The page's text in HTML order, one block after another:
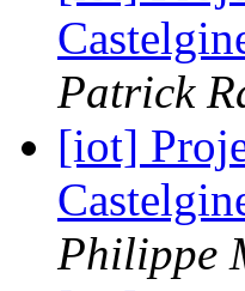
Patrick
[iot]
Philippe